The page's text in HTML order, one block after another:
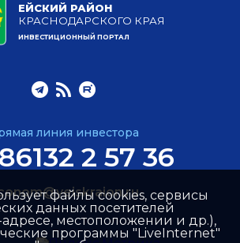
ЕЙСКИЙ РАЙОН
КРАСНОДАРСКОГО КРАЯ
ИНВЕСТИЦИОННЫЙ ПОРТАЛ
линия инвестора
2 57 36
файлы cookies, сервисы
данных посетителей
местоположении и др.),
программы "LiveInternet"